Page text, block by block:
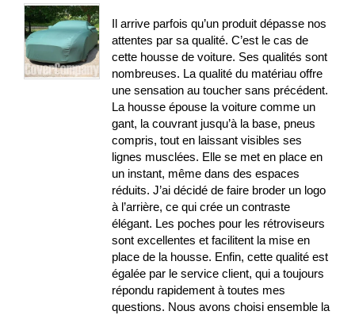
Il arrive parfois qu’un produit dépasse nos
attentes par sa qualité. C’est le cas de
cette housse de voiture. Ses qualités sont
nombreuses. La qualité du matériau offre
une sensation au toucher sans précédent.
La housse épouse la voiture comme un
gant, la couvrant jusqu’à la base, pneus
compris, tout en laissant visibles ses
lignes musclées. Elle se met en place en
un instant, même dans des espaces
réduits. J’ai décidé de faire broder un logo
à l’arrière, ce qui crée un contraste
élégant. Les poches pour les rétroviseurs
sont excellentes et facilitent la mise en
place de la housse. Enfin, cette qualité est
égalée par le service client, qui a toujours
répondu rapidement à toutes mes
questions. Nous avons choisi ensemble la